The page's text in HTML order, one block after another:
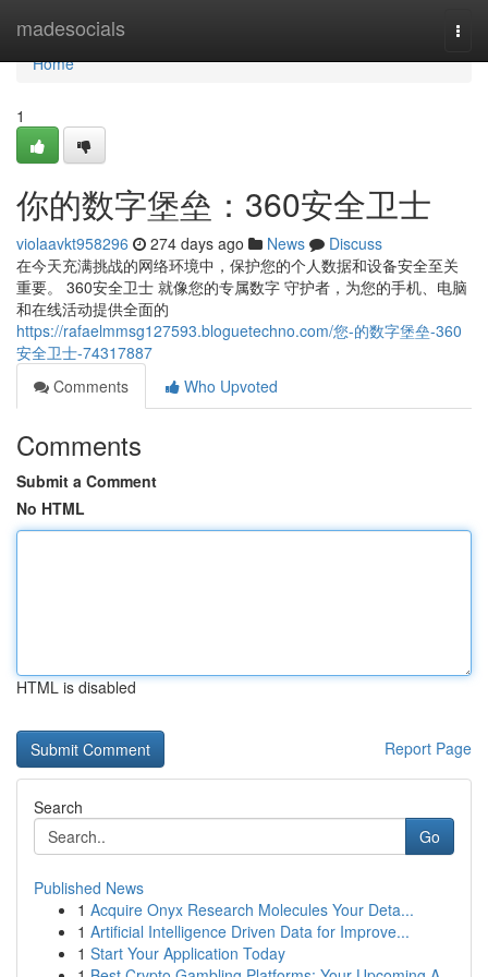
madesocials
Home
Home
1
你的数字堡垒：360安全卫士
violaavkt958296 274 days ago News
Discuss
在今天充满挑战的网络环境中，保护您的个人数据和设备安全至关
重要。 360安全卫士 就像您的专属数字 守护者，为您的手机、电脑
和在线活动提供全面的
https://rafaelmmsg127593.bloguetechno.com/您-的数字堡垒-360
安全卫士-74317887
Comments
Who Upvoted
Comments
Submit a Comment
No HTML
HTML is disabled
Report Page
Search
Go
Published News
1 Acquire Onyx Research Molecules Your Deta...
1 Artificial Intelligence Driven Data for Improve...
1 Start Your Application Today